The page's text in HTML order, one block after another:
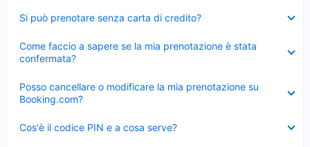
Si può prenotare senza carta di credito?
chiuso
Come faccio a sapere se la mia prenotazione è stata
confermata?
chiuso
Posso cancellare o modificare la mia prenotazione su
Booking.com?
chiuso
Cos'è il codice PIN e a cosa serve?
chiuso